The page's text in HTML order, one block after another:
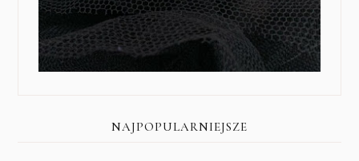
NAJPOPULARNIEJSZE